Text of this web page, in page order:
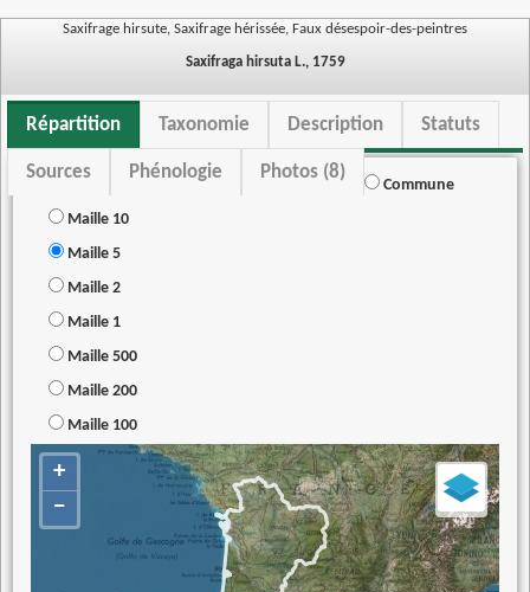
Saxifrage hirsute, Saxifrage hérissée, Faux désespoir-des-peintres
Saxifraga hirsuta L., 1759
Répartition Taxonomie Description Statuts
Sources Phénologie Photos (8)
Commune
Maille 10
Maille 5
Maille 2
Maille 1
Maille 500
Maille 200
Maille 100
+
−